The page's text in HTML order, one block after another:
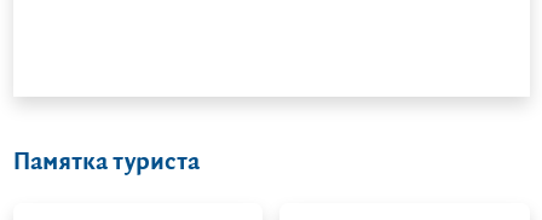
Памятка туриста